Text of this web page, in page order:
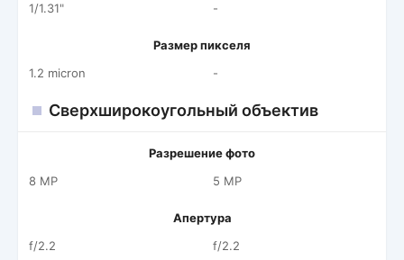
1/1.31"
-
Размер пикселя
1.2 micron
-
Сверхширокоугольный объектив
Разрешение фото
8 MP
5 MP
Апертура
f/2.2
f/2.2